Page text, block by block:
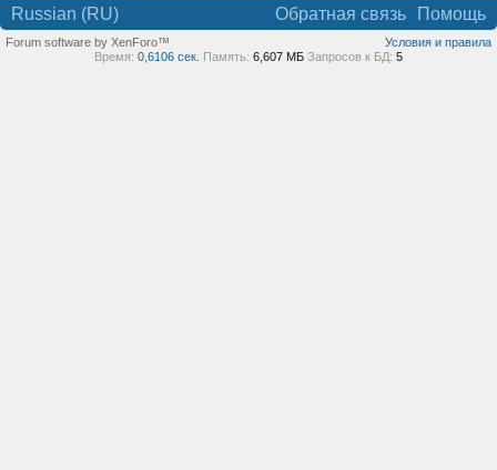
Russian (RU) Обратная связь Помощь
Условия и правила
Forum software by XenForo™
Время: 0,6106 сек. Память: 6,607 МБ Запросов к БД: 5